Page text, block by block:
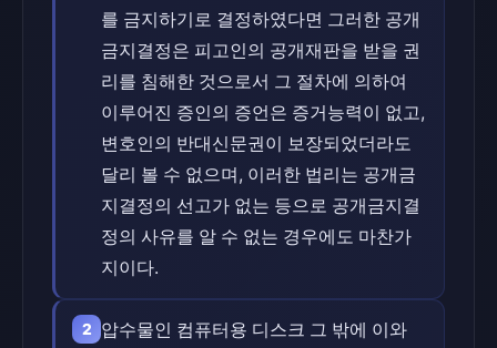
를 금지하기로 결정하였다면 그러한 공개
금지결정은 피고인의 공개재판을 받을 권
리를 침해한 것으로서 그 절차에 의하여
이루어진 증인의 증언은 증거능력이 없고,
변호인의 반대신문권이 보장되었더라도
달리 볼 수 없으며, 이러한 법리는 공개금
지결정의 선고가 없는 등으로 공개금지결
정의 사유를 알 수 없는 경우에도 마찬가
지이다.
2
압수물인 컴퓨터용 디스크 그 밖에 이와